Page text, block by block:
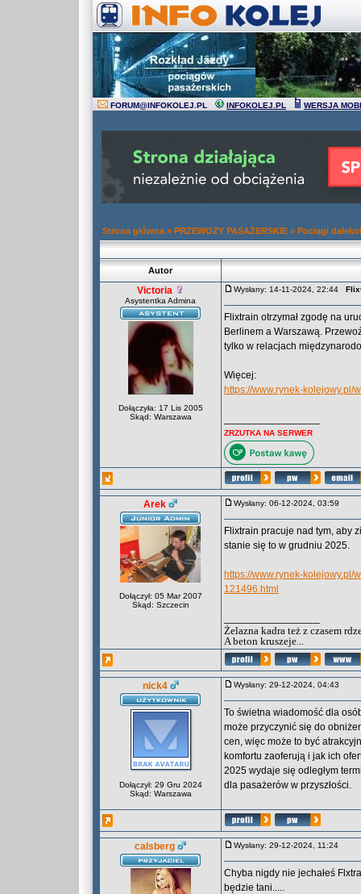
FORUM@INFOKOLEJ.PL INFOKOLEJ.PL WERSJA
Strona główna » PRZEWOZY PASAŻERSKIE » Pociągi
Autor
Victoria
Asystentka Admina
Dołączyła: 17 Lis 2005
Skąd: Warszawa
Wysłany: 14-11-2024, 22:44
Flixtrain otrzymał zgodę na
Berlinem a Warszawą.
tylko w relacjach
Więcej:
https://www.rynek-
ZRZUTKA NA SERWER
Arek
Dołączył: 05 Mar 2007
Skąd: Szczecin
Wysłany: 06-12-2024, 03:59
Flixtrain pracuje nad tym, aby
stanie się to w grudniu 2025.
https://www.rynek-
121496.html
Żelazna kadra też z czasem
A beton kruszeje...
nick4
Dołączył: 29 Gru 2024
Skąd: Warszawa
Wysłany: 29-12-2024, 04:43
To świetna wiadomość dla
może przyczynić się do
cen, więc może to być
komfortu zaoferują i jak ich
2025 wydaje się odległym
dla pasażerów w przyszłości.
calsberg Wysłany: 29-12-2024, 11:24
Chyba nigdy nie jechałeś
będzie tani.....